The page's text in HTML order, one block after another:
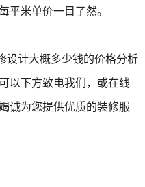
平米单价一目了然。
设计大概多少钱的价格分析
以下方致电我们，或在线
诚为您提供优质的装修服